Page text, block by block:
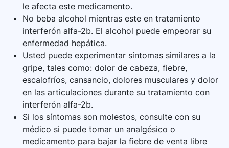
le afecta este medicamento.
No beba alcohol mientras este en tratamiento
interferón alfa-2b. El alcohol puede empeorar su
enfermedad hepática.
Usted puede experimentar síntomas similares a la
gripe, tales como: dolor de cabeza, fiebre,
escalofríos, cansancio, dolores musculares y dolor
en las articulaciones durante su tratamiento con
interferón alfa-2b.
Si los síntomas son molestos, consulte con su
médico si puede tomar un analgésico o
medicamento para bajar la fiebre de venta libre